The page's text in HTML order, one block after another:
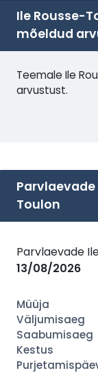
Ile Rousse-
mõeldud
Teemale Ile
arvustust.
Toulon
Parvlaevade
13/08/2026